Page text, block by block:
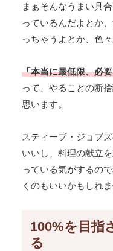
まぁそんなうまい具
っているんだよとか
っちゃうよとか、色
「本当に最低限、必
って、やることの断
思います。
スティーブ・ジョブ
いいし、料理の献立
っている気がするの
くのもいいかもしれま
100%を目指
る